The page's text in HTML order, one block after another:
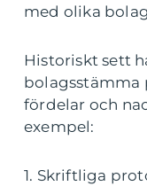
med olika
Historiskt sett
bolagsstämma
fördelar och
exempel:
1. Skriftliga